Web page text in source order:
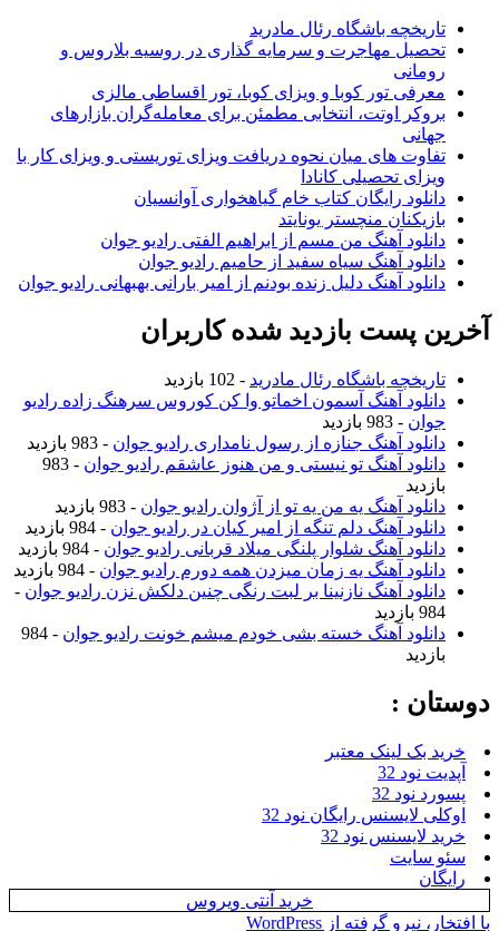
تاریخچه باشگاه رئال مادرید
تحصیل مهاجرت و سرمایه گذاری در روسیه بلاروس و
رومانی
معرفی تور کوبا و ویزای کوبا، تور اقساطی مالزی
بروکر اوتت، انتخابی مطمئن برای معامله‌گران بازارهای
جهانی
تفاوت های میان نحوه دریافت ویزای توریستی و ویزای کار با
ویزای تحصیلی کانادا
دانلود رایگان کتاب خام گیاهخواری آوانسیان
بازیکنان منچستر یونایتد
دانلود آهنگ من مسم از ابراهیم الفتی رادیو جوان
دانلود آهنگ سیاه سفید از حامیم رادیو جوان
دانلود آهنگ دلیل زنده بودنم از امیر بارانی بهبهانی رادیو جوان
آخرین پست بازدید شده کاربران
تاریخچه باشگاه رئال مادرید - 102 بازدید
دانلود آهنگ آسمون اخماتو وا کن کوروس سرهنگ زاده رادیو
جوان - 983 بازدید
دانلود آهنگ جنازه از رسول نامداری رادیو جوان - 983 بازدید
دانلود آهنگ تو نیستی و من هنوز عاشقم رادیو جوان
- 983
بازدید
دانلود آهنگ یه من یه تو از آژوان رادیو جوان - 983 بازدید
دانلود آهنگ دلم تنگه از امیر کیان در رادیو جوان - 984 بازدید
دانلود آهنگ شلوار پلنگی میلاد قربانی رادیو جوان - 984 بازدید
دانلود آهنگ یه زمان میزدن همه دورم رادیو جوان - 984 بازدید
دانلود آهنگ نازنینا بر لبت رنگی چنین دلکش نزن رادیو جوان -
984 بازدید
دانلود آهنگ خسته بشی خودم میشم خونت رادیو جوان
- 984
بازدید
دوستان :
خرید بک لینک معتبر
آپدیت نود 32
پسورد نود 32
اوکلی لایسنس رایگان نود 32
خرید لایسنس نود 32
سئو سایت
رایگان
خرید آنتی ویروس
با افتخار، نیرو گرفته از WordPress